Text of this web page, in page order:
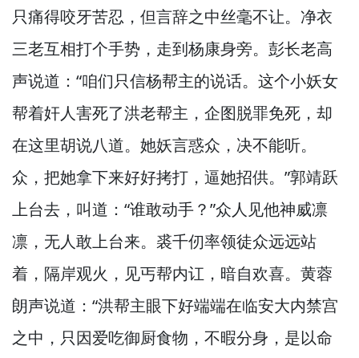
只痛得咬牙苦忍， 但言辞之中丝毫不让。 净衣
三老互相打个手势， 走到杨康身旁。 彭长老高
声说道：“咱们只信杨帮主的说话。 这个小妖女
帮着奸人害死了洪老帮主， 企图脱罪免死， 却
在这里胡说八道。 她妖言惑众， 决不能听。
众， 把她拿下来好好拷打， 逼她招供。”郭靖跃
上台去， 叫道：“谁敢动手？”众人见他神威凛
凛， 无人敢上台来。 裘千仞率领徒众远远站
着， 隔岸观火， 见丐帮内讧， 暗自欢喜。 黄蓉
朗声说道：“洪帮主眼下好端端在临安大内禁宫
之中， 只因爱吃御厨食物， 不暇分身， 是以命